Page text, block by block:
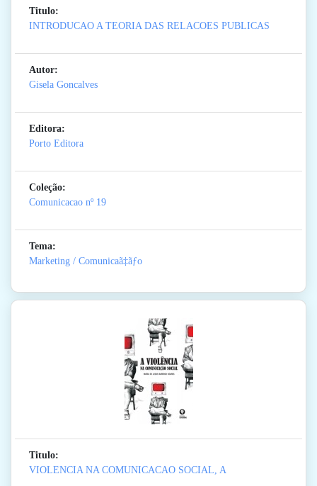
Titulo:
INTRODUCAO A TEORIA DAS RELACOES PUBLICAS
Autor:
Gisela Goncalves
Editora:
Porto Editora
Coleção:
Comunicacao nº 19
Tema:
Marketing / Comunicaã‡ãƒo
Titulo:
VIOLENCIA NA COMUNICACAO SOCIAL, A